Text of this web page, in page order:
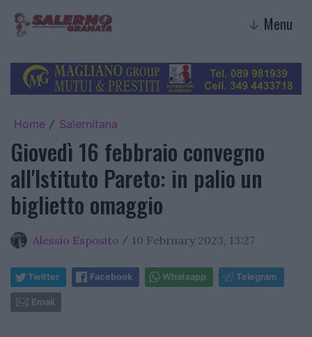
↓ Menu
Home / Salernitana
Giovedì 16 febbraio convegno
all'Istituto Pareto: in palio un
biglietto omaggio
Alessio Esposito / 10 February 2023, 13:27
Twitter Facebook Whatsapp Telegram
Email